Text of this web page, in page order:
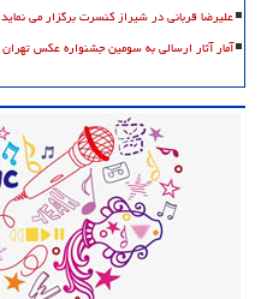
علیرضا قربانی در شیراز کنسرت برگزار می نماید
آمار آثار ارسالی به سومین جشنواره عکس تهران